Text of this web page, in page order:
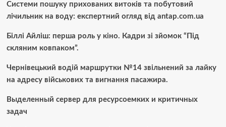
Системи пошуку прихованих витоків та побутовий
лічильник на воду: експертний огляд від antap.com.ua
Біллі Айліш: перша роль у кіно. Кадри зі зйомок “Під
скляним ковпаком”.
Чернівецький водій маршрутки №14 звільнений за лайку
на адресу військових та вигнання пасажира.
Выделенный сервер для ресурсоемких и критичных
задач